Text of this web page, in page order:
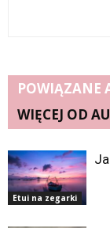
POWIĄZANE
WIĘCEJ OD
Etui na zegarki